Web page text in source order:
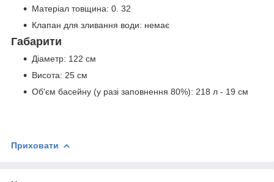
Матеріал товщина: 0. 32
Клапан для зливання води: немає
Габарити
Діаметр: 122 см
Висота: 25 см
Об'єм басейну (у разі заповнення 80%): 218 л - 19 см
Приховати